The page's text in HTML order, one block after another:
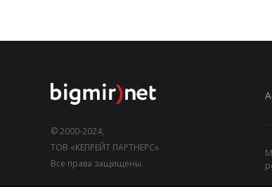
© 2000-2024,
ТОВ «КЕПРЕЙТ ПАРТНЕРС».
Все права защищены.